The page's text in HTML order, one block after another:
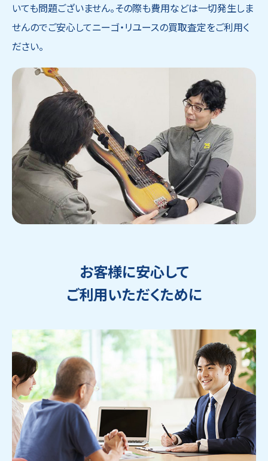
ウェブから1分
かんたん査定見積
フリーダイヤル
0120-1212-25
いても問題ございません。その際も費用などは一切発生しま
せんのでご安心してニーゴ・リユースの買取査定をご利用く
ださい。
お客様に安心して
ご利用いただくために